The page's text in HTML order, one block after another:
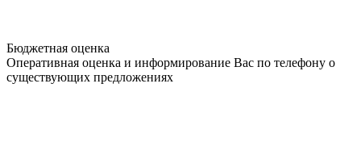
Бюджетная оценка
Оперативная оценка и информирование Вас по телефону о
существующих предложениях